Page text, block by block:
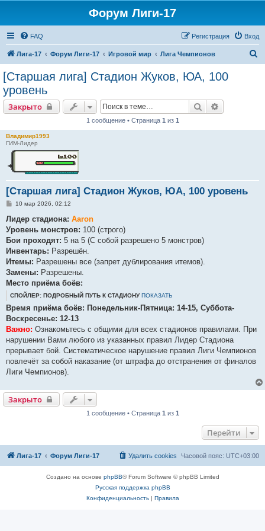
Форум Лиги-17
FAQ Вход
Регистрация
Лига-17 Форум Лиги-17 Игровой мир Лига Чемпионов
[Старшая лига] Стадион Жуков, ЮА, 100
уровень
Закрыто Поиск
1 сообщение • Страница 1 из 1
Владимир1993
ГИМ-Лидер
[Старшая лига] Стадион Жуков, ЮА, 100 уровень
С
о
б
щ
е
и
е
10 мар 2026, 02:12
Лидер стадиона: Aaron
Уровень монстров: 100 (строго)
Бои проходят: 5 на 5 (С собой разрешено 5 монстров)
Инвентарь: Разрешён.
Итемы: Разрешены все (запрет дублирования итемов).
Замены: Разрешены.
Место приёма боёв:
СПОЙЛЕР: ПОДРОБНЫЙ ПУТЬ К СТАДИОНУ ПОКАЗАТЬ
Время приёма боёв: Понедельник-Пятница: 14-15, Суббота-
Воскресенье: 12-13
Важно: Ознакомьтесь с общими для всех стадионов правилами. При
нарушении Вами любого из указанных правил Лидер Стадиона
прерывает бой. Систематическое нарушение правил Лиги Чемпионов
повлечёт за собой наказание (от штрафа до отстранения от финалов
Лиги Чемпионов).
Закрыто
1 сообщение • Страница 1 из 1
Перейти
Лига-17 Форум Лиги-17 Часовой пояс: UTC+03:00
Удалить cookies
Создано на основе phpBB® Forum Software © phpBB Limited
Русская поддержка phpBB
Конфиденциальность| Правила